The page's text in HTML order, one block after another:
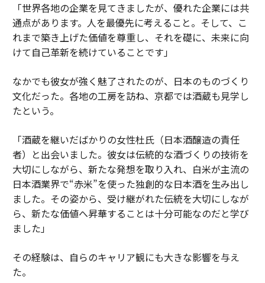
「世界各地の企業を見てきましたが、優れた企業には共
通点があります。人を最優先に考えること。そして、こ
れまで築き上げた価値を尊重し、それを礎に、未来に向
けて自己革新を続けていることです」
なかでも彼女が強く魅了されたのが、日本のものづくり
文化だった。各地の工房を訪ね、京都では酒蔵も見学し
たという。
「酒蔵を継いだばかりの女性杜氏（日本酒醸造の責任
者）と出会いました。彼女は伝統的な酒づくりの技術を
大切にしながら、新たな発想を取り入れ、白米が主流の
日本酒業界で“赤米”を使った独創的な日本酒を生み出し
ました。その姿から、受け継がれた伝統を大切にしなが
ら、新たな価値へ昇華することは十分可能なのだと学び
ました」
その経験は、自らのキャリア観にも大きな影響を与え
た。